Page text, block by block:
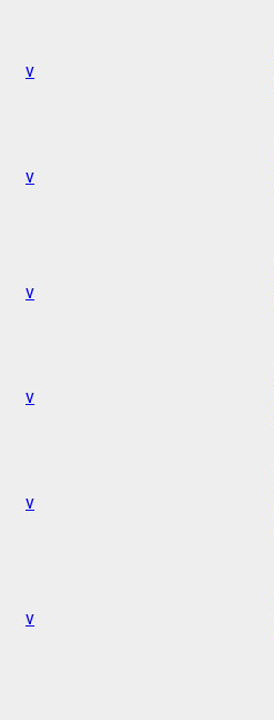
v
v
v
v
v
v